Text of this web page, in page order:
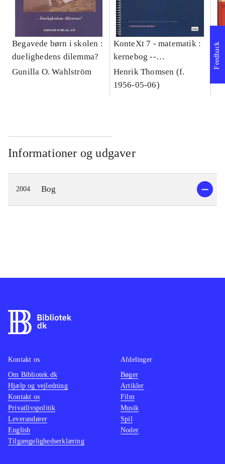
Begavede børn i skolen :
duelighedens dilemma?
Gunilla O. Wahlström
KonteXt 7 - matematik :
kernebog --
Lærervejledning
Henrik Thomsen (f.
1956-05-06)
Informationer og udgaver
2004 Bog
Feedback
Kontakt os
Om Bibliotek.dk
Hjælp og vejledning
Kontakt os
Privatlivspolitik
Leverandører
English
Tilgængelighedserklæring
Afdelinger
Bøger
Artikler
Film
Musik
Spil
Noder